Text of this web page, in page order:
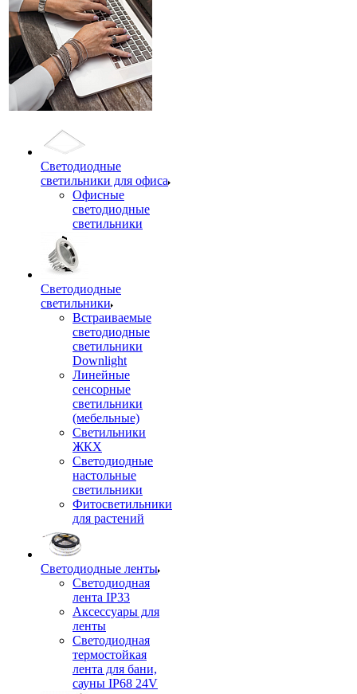
Светодиодные
светильники для офиса
Офисные
светодиодные
светильники
Светодиодные
светильники
Встраиваемые
светодиодные
светильники
Downlight
Линейные
сенсорные
светильники
(мебельные)
Светильники
ЖКХ
Светодиодные
настольные
светильники
Фитосветильники
для растений
Светодиодные ленты
Светодиодная
лента IP33
Аксессуары для
ленты
Светодиодная
термостойкая
лента для бани,
сауны IP68 24V